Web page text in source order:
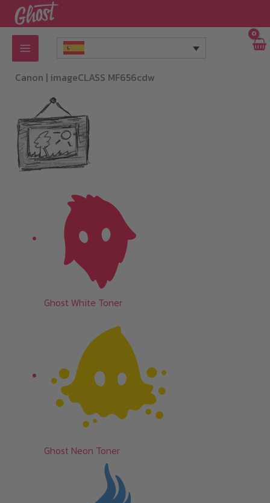
al
contenido
Canon | imageCLASS MF656cdw
Ghost White Toner
Ghost Neon Toner